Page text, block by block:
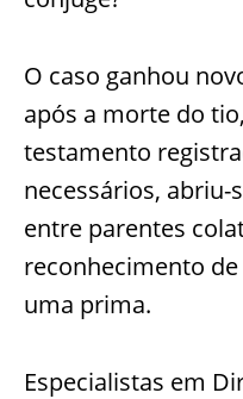
O caso ganhou
após a morte do
testamento
necessários, abriu-
entre parentes
reconhecimento
uma prima.
Especialistas em